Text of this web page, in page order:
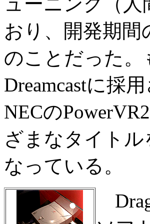
おり、開発期
のことだった。
Dreamcastに採
NECの
ざまなタイト
なっている。